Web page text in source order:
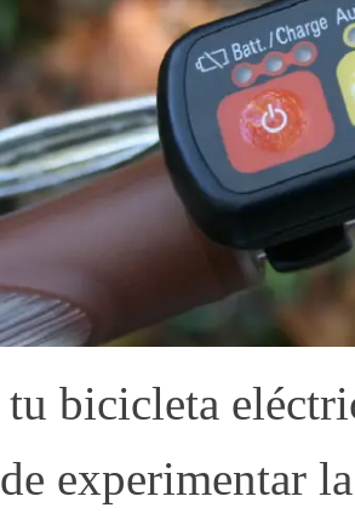
bicicleta
experimentar